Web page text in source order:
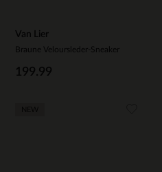
Van Lier
Braune Veloursleder-Sneaker
199.99